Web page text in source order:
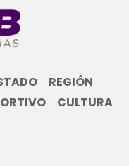
REGIÓN
CULTURA